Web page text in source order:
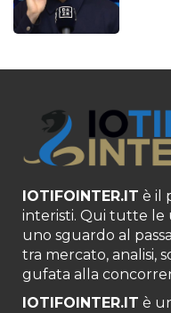
IOTIFOINTER.IT è il
interisti. Qui tutte le
uno sguardo al
tra mercato, analisi,
gufata alla
IOTIFOINTER.IT è